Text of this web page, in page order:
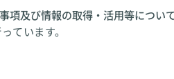
項及び情報の取得・活用等につい
ています。